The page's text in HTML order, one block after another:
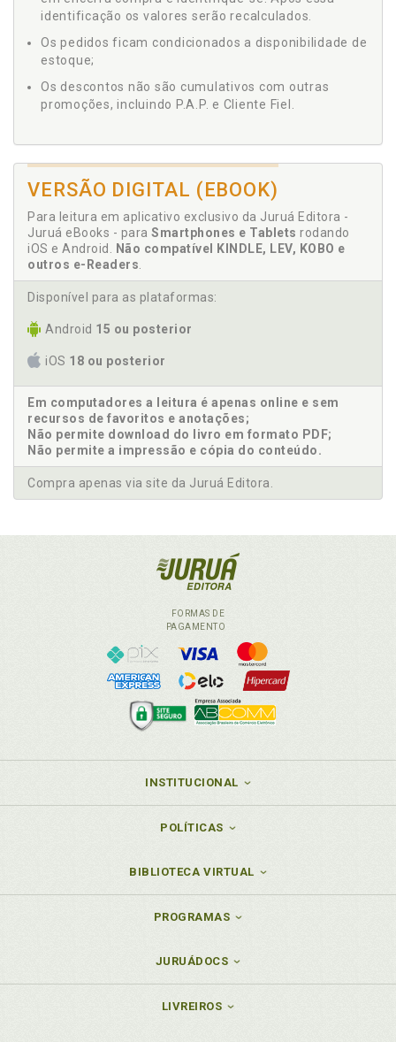
identificação os valores serão recalculados.
Os pedidos ficam condicionados a disponibilidade de
estoque;
Os descontos não são cumulativos com outras
promoções, incluindo P.A.P. e Cliente Fiel.
VERSÃO DIGITAL (EBOOK)
Para leitura em aplicativo exclusivo da Juruá Editora -
Juruá eBooks - para Smartphones e Tablets rodando
iOS e Android.
Não compatível KINDLE, LEV, KOBO e
outros e-Readers
Disponível para as plataformas:
Android 15 ou posterior
iOS 18 ou posterior
Em computadores a leitura é apenas online e sem
recursos de favoritos e anotações;
Não permite download do livro em formato PDF;
Não permite a impressão e cópia do conteúdo.
Compra apenas via site da Juruá Editora.
FORMAS DE
PAGAMENTO
INSTITUCIONAL
POLÍTICAS
BIBLIOTECA VIRTUAL
PROGRAMAS
JURUÁDOCS
LIVREIROS